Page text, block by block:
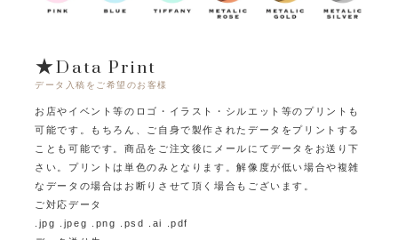
★Data Print
データ入稿をご希望のお客様
お店やイベント等のロゴ・イラスト・シルエット等のプリントも
可能です。
もちろん、ご自身で製作されたデータをプリントする
ことも可能です。商品をご注文後にメールにてデータをお送り下
さい。プリントは単色のみとなります。解像度が低い場合や複雑
なデータの場合はお断りさせて頂く場合もございます。
ご対応データ
.jpg .jpeg .png .psd .ai .pdf